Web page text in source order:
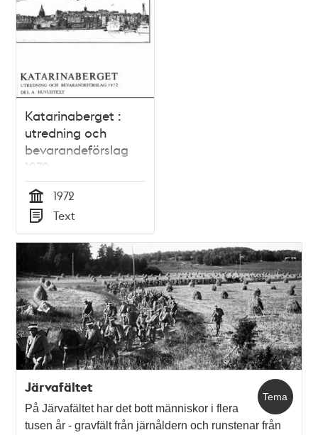
Katarinaberget :
utredning och
bevarandeförslag
1972
Tid
1972
Typ
Text
Tema
Järvafältet
På Järvafältet har det bott människor i flera
tusen år - gravfält från järnåldern och runstenar från